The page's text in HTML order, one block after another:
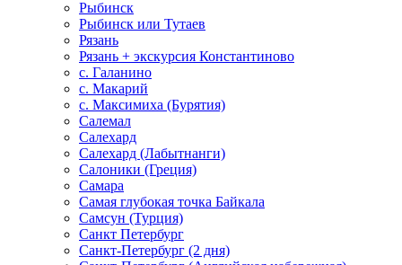
Рыбинск
Рыбинск или Тутаев
Рязань
Рязань + экскурсия Константиново
с. Галанино
с. Макарий
с. Максимиха (Бурятия)
Салемал
Салехард
Салехард (Лабытнанги)
Салоники (Греция)
Самара
Самая глубокая точка Байкала
Самсун (Турция)
Санкт Петербург
Санкт-Петербург (2 дня)